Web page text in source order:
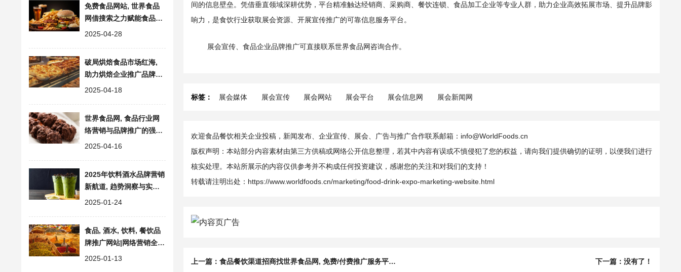
免费食品网站, 世界食品
网借搜索之力赋能食品企
业拓展商机
2025-04-28
破局烘焙食品市场红海,
助力烘焙企业推广品牌价
值飙升
2025-04-18
世界食品网, 食品行业网
络营销与品牌推广的强力
引擎
2025-04-16
2025年饮料酒水品牌营销
新航道, 趋势洞察与实战
案例深度解读
2025-01-24
食品, 酒水, 饮料, 餐饮品
牌推广网站|网络营销全链
赋能的专业免费推广平台
2025-01-13
间的信息壁垒。凭借垂直领域深耕优势，平台精准触达经销商、采购商、餐饮连锁、食品加工企业等专业人群，助力企业高效拓展市场、提升品牌影
响力，是食饮行业获取展会资源、开展宣传推广的可靠信息服务平台。
展会宣传、食品企业品牌推广可直接联系世界食品网咨询合作。
标签： 展会媒体 展会宣传 展会网站 展会平台 展会信息网 展会新闻网
欢迎食品餐饮相关企业投稿，新闻发布、企业宣传、展会、广告与推广合作联系邮箱：info@WorldFoods.cn
版权声明：本站部分内容素材由第三方供稿或网络公开信息整理，若其中内容有误或不慎侵犯了您的权益，请向我们提供确切的证明，以便我们进行
核实处理。本站所展示的内容仅供参考并不构成任何投资建议，感谢您的关注和对我们的支持！
转载请注明出处： https://www.worldfoods.cn/marketing/food-drink-expo-marketing-website.html
上一篇： 食品餐饮渠道招商找世界食品网, 免费/付费推广服务平台精准触达潜在客户 下一篇：没有了！